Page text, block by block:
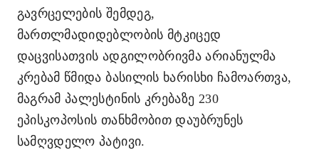
გავრცელების შემდეგ,
მართლმადიდებლობის მტკიცედ
დაცვისათვის ადგილობრივმა არიანულმა
კრებამ წმიდა ბასილის ხარისხი ჩამოართვა,
მაგრამ პალესტინის კრებაზე 230
ეპისკოპოსის თანხმობით დაუბრუნეს
სამღვდელო პატივი.